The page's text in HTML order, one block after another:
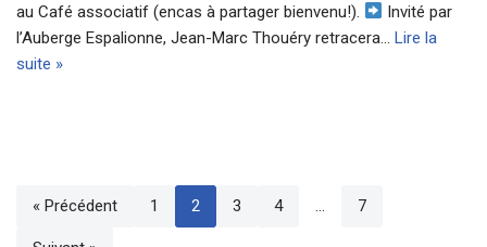
au Café associatif (encas à partager bienvenu!).
Invité par
l’Auberge Espalionne, Jean-Marc Thouéry retracera… Lire la
suite »
« Précédent 1 2 3 4 … 7